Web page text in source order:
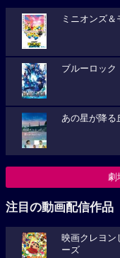
ミニオンズ
ブルーロック
あの星が降る
劇
注目の動画配信作品
映画クレヨン
ーズ